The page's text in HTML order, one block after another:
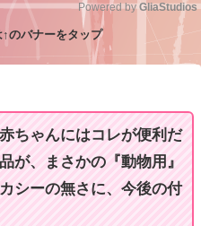
Powered by GliaStudios
のバナーをタップ
ちゃんにはコレが便利だ
が、まさかの『動物用』
シーの無さに、今後の付